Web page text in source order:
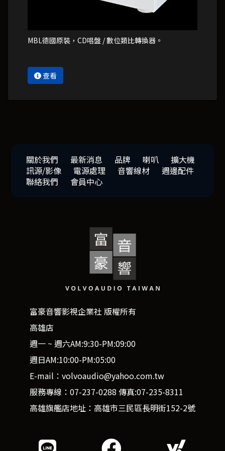
MBL德國原裝，CD唱盤 / 數位類比轉換器。
查看
關於我們 最新消息 品牌 喇叭
擴大機
訊源/影像
電源處理 音響線材
週邊配件
聯絡我們
會員中心
富豪音響影視企業社 版權所有
高雄店
週一 ~ 週六AM:9:30-PM:09:00
週日AM:10:00-PM:05:00
E-mail：volvoaudio@yahoo.com.tw
服務專線：07-237-0288 傳真:07-235-8311
高雄旗艦店地址：高雄市三民區長明街152-2號